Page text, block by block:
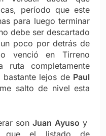
período que este
para luego terminar
debe ser descartado
poco por detrás de
venció en Tirreno
ruta completamente
lejos de Paul
salto de nivel esta
sonJuan Ayuso y